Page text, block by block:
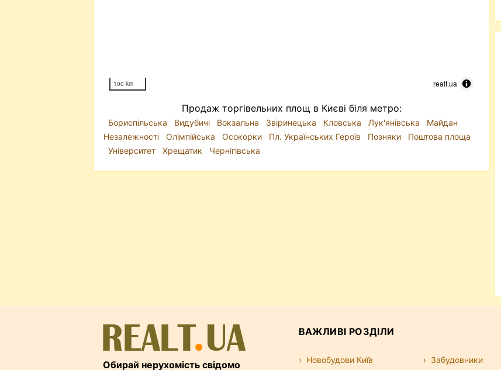
100 km realt.ua
Продаж торгівельних площ в Києві біля метро:
Бориспільська Видубичі Вокзальна Звіринецька Кловська Лук'янівська
Майдан
Незалежності
Олімпійська Осокорки Пл. Українських Героїв Позняки
Поштова площа
Університет
Хрещатик Чернігівська
Обирай нерухомість свідомо
ВАЖЛИВІ РОЗДІЛИ
Новобудови Київ Забудовники